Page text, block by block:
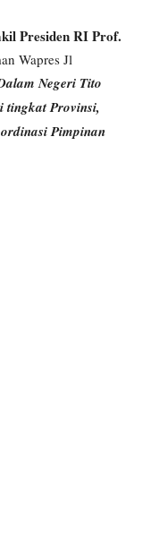
Presiden RI Prof.
Wapres Jl
Negeri Tito
tingkat Provinsi,
Pimpinan